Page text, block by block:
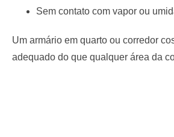
Sem contato com vapor ou
Um armário em quarto ou corredor
adequado do que qualquer área da